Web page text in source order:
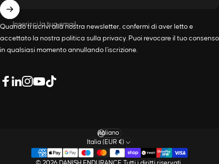
Inserisci la tua email
Quando ti iscrivi alla nostra newsletter, confermi di aver letto e
accettato la nostra politica sulla privacy. Puoi revocare il tuo consenso
in qualsiasi momento annullando l'iscrizione.
Lingua
Italia (EUR €)